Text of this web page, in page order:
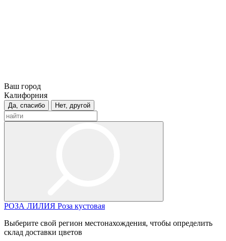
Ваш город
Калифорния
Да, спасибо Нет, другой
РОЗА ЛИЛИЯ Роза кустовая
Выберите свой регион местонахождения, чтобы определить
склад доставки цветов